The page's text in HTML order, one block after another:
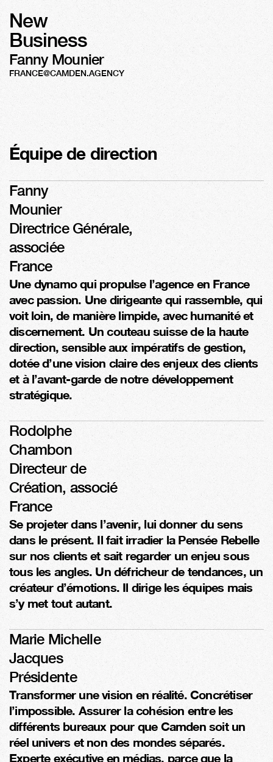
New
Business
Fanny Mounier
FRANCE@CAMDEN.AGENCY
Équipe de direction
Fanny
Mounier
Directrice Générale,
associée
France
Une dynamo qui propulse l’agence en France
avec passion. Une dirigeante qui rassemble, qui
voit loin, de manière limpide, avec humanité et
discernement. Un couteau suisse de la haute
direction, sensible aux impératifs de gestion,
dotée d’une vision claire des enjeux des clients
et à l’avant-garde de notre développement
stratégique.
Rodolphe
Chambon
Directeur de
Création, associé
France
Se projeter dans l’avenir, lui donner du sens
dans le présent. Il fait irradier la Pensée Rebelle
sur nos clients et sait regarder un enjeu sous
tous les angles. Un défricheur de tendances, un
créateur d’émotions. Il dirige les équipes mais
s’y met tout autant.
Marie Michelle
Jacques
Présidente
Transformer une vision en réalité. Concrétiser
l’impossible. Assurer la cohésion entre les
différents bureaux pour que Camden soit un
réel univers et non des mondes séparés.
Experte exécutive en médias, parce que la